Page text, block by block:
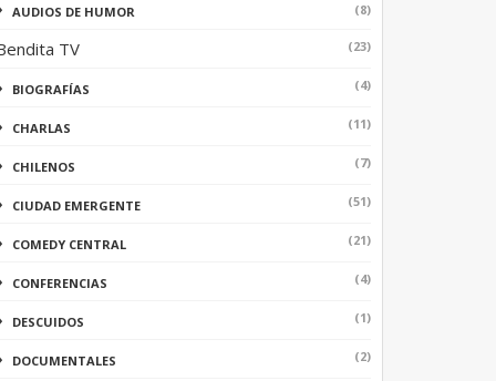
AUDIOS DE HUMOR (8)
TV (23)
BIOGRAFÍAS (4)
CHARLAS (11)
CHILENOS (7)
CIUDAD EMERGENTE (51)
COMEDY CENTRAL (21)
CONFERENCIAS (4)
DESCUIDOS (1)
DOCUMENTALES (2)